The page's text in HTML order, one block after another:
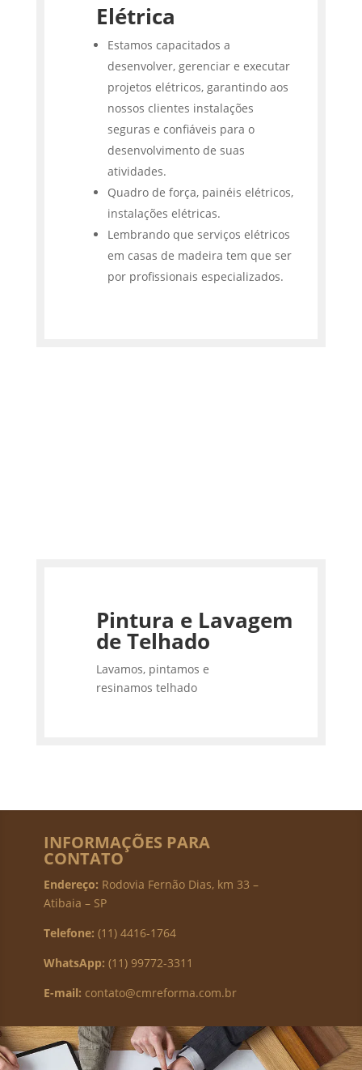
Elétrica
Estamos capacitados a
desenvolver, gerenciar e executar
projetos elétricos, garantindo aos
nossos clientes instalações
seguras e confiáveis para o
desenvolvimento de suas
atividades.
Quadro de força, painéis elétricos,
instalações elétricas.
Lembrando que serviços elétricos
em casas de madeira tem que ser
por profissionais especializados.
Pintura e Lavagem
de Telhado
Lavamos, pintamos e
resinamos telhado
INFORMAÇÕES PARA
CONTATO
Endereço: Rodovia Fernão Dias, km 33 –
Atibaia – SP
Telefone: (11) 4416-1764
WhatsApp: (11) 99772-3311
E-mail: contato@cmreforma.com.br